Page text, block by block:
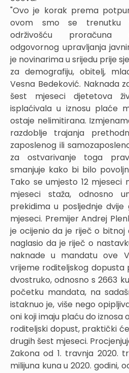
"Ovo je korak prema
ovom smo se trenutku
održivošću proračuna
odgovornog upravljanja
je novinarima u srijedu prije
za demografiju, obitelj,
Vesna Bedeković. Naknada
šest mjeseci djetetova
isplaćivala u iznosu plaće
ostaje nelimitirana.
razdoblje trajanja
zaposlenog ili
za ostvarivanje toga
smanjuje kako bi bilo
Tako se umjesto 12 mjeseci
mjeseci staža, odnosno
prekidima u posljednje dvije
mjeseci. Premijer Andrej
je ocijenio da je riječ o
naglasio da je riječ o
naknade u mandatu ove
vrijeme roditeljskog dopusta
dvostruko, odnosno s 2663
početku mandata, na
istaknuo je, više nego
oni koji imaju plaću do iznosa
roditeljski dopust, praktički
drugih šest mjeseci.
Zakona od 1. travnja 2020.
milijuna kuna u 2020. godini,